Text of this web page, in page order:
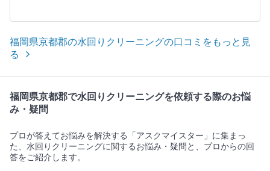
福岡県京都郡の水回りクリーニングの口コミをもっと見
る
福岡県京都郡で水回りクリーニングを依頼する際のお悩
み・疑問
プロが答えてお悩みを解決する「アスクマイスター」に集まっ
た、水回りクリーニングに関するお悩み・疑問と、プロからの回
答をご紹介します。